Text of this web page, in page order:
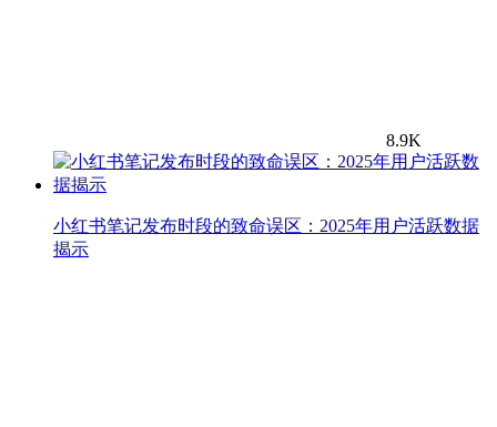
8.9K
小红书笔记发布时段的致命误区：2025年用户活跃数据
揭示